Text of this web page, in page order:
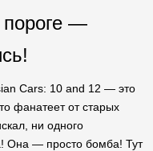
пороге —
Cars: 10 and 12 — это
фанатеет от старых
ни одного
Она — просто бомба! Тут